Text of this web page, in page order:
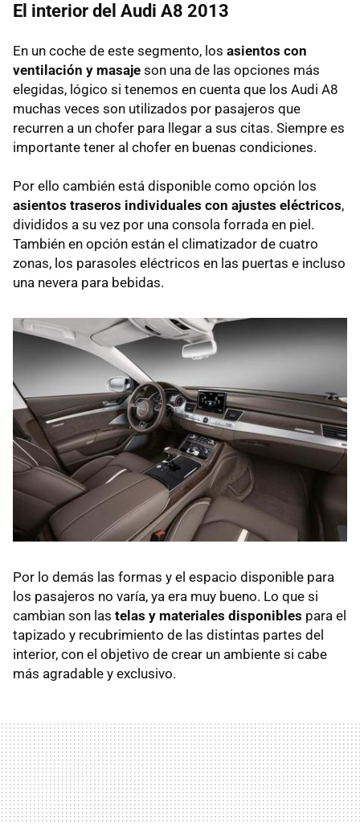
El interior del Audi A8 2013
En un coche de este segmento, los asientos con
ventilación y masaje son una de las opciones más
elegidas, lógico si tenemos en cuenta que los Audi A8
muchas veces son utilizados por pasajeros que
recurren a un chofer para llegar a sus citas. Siempre es
importante tener al chofer en buenas condiciones.
Por ello cambién está disponible como opción los
asientos traseros individuales con ajustes eléctricos,
divididos a su vez por una consola forrada en piel.
También en opción están el climatizador de cuatro
zonas, los parasoles eléctricos en las puertas e incluso
una nevera para bebidas.
Por lo demás las formas y el espacio disponible para
los pasajeros no varía, ya era muy bueno. Lo que si
cambian son las telas y materiales disponibles para el
tapizado y recubrimiento de las distintas partes del
interior, con el objetivo de crear un ambiente si cabe
más agradable y exclusivo.